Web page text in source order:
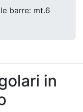
barre: mt.6
in